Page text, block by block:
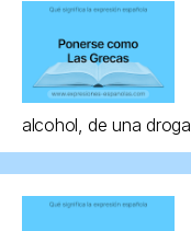
alcohol, de una